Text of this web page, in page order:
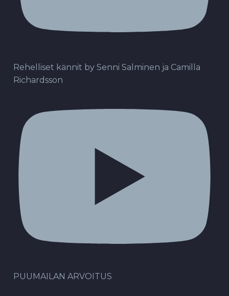
Rehelliset kännit by Senni Salminen ja Camilla
Richardsson
PUUMAILAN ARVOITUS